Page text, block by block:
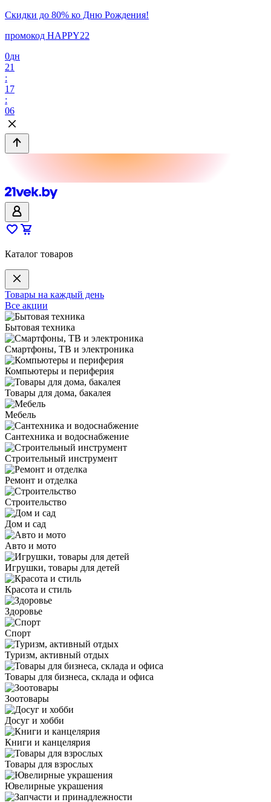
Скидки до 80% ко Дню Рождения!
промокод HAPPY22
0дн
21
:
17
:
06
Каталог товаров
Товары на каждый день
Все акции
Бытовая техника
Смартфоны, ТВ и электроника
Компьютеры и периферия
Товары для дома, бакалея
Мебель
Сантехника и водоснабжение
Строительный инструмент
Ремонт и отделка
Строительство
Дом и сад
Авто и мото
Игрушки, товары для детей
Красота и стиль
Здоровье
Спорт
Туризм, активный отдых
Товары для бизнеса, склада и офиса
Зоотовары
Досуг и хобби
Книги и канцелярия
Товары для взрослых
Ювелирные украшения